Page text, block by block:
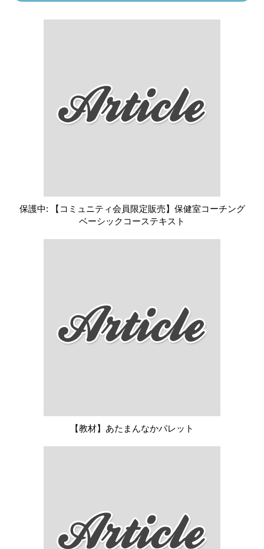
保護中: 【コミュニティ会員限定販売】保健室コーチング
ベーシックコーステキスト
【教材】あたまんなかパレット